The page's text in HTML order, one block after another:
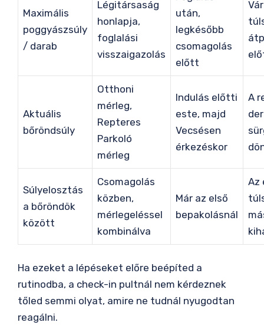
Maximális
poggyászsúly
/ darab
Légitársaság
honlapja,
foglalási
visszaigazolás
után,
legkésőbb
csomagolás
előtt
Aktuális
bőröndsúly
Otthoni
mérleg,
Repteres
Parkoló
mérleg
Indulás előtti
este, majd
Vecsésen
érkezéskor
A
Súlyelosztás
a bőröndök
között
Csomagolás
közben,
mérlegeléssel
kombinálva
Már az első
bepakolásnál
Az
Ha ezeket a lépéseket előre beépíted a
rutinodba, a check-in pultnál nem kérdeznek
tőled semmi olyat, amire ne tudnál nyugodtan
reagálni.